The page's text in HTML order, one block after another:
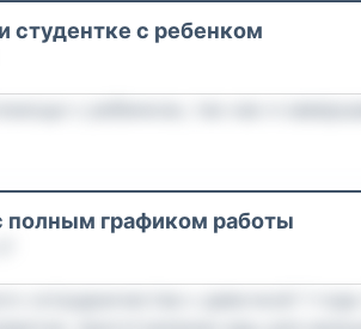
с ребенком
полным графиком работы